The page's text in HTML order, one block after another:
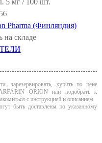
Pharma (Финляндия)
на складе
зарезервировать, купить по цене
ORION или подобрать к
с инструкцией и описанием.
быть доставлены по указанному